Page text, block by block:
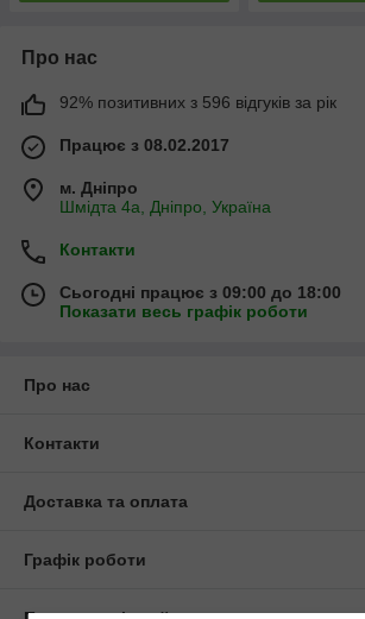
Про нас
92% позитивних з 596 відгуків за рік
Працює з 08.02.2017
м. Дніпро
Шмідта 4а, Дніпро, Україна
Контакти
Сьогодні працює з 09:00 до 18:00
Показати весь графік роботи
Про нас
Контакти
Доставка та оплата
Графік роботи